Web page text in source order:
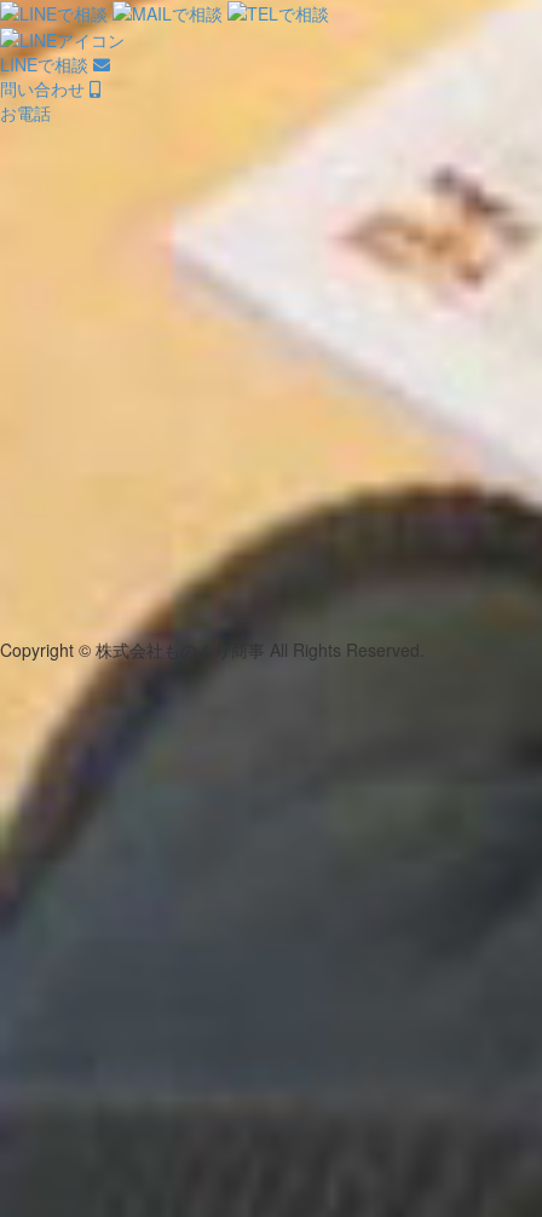
LINEで相談
問い合わせ
お電話
Copyright © 株式会社ものくり商事 All Rights Reserved.